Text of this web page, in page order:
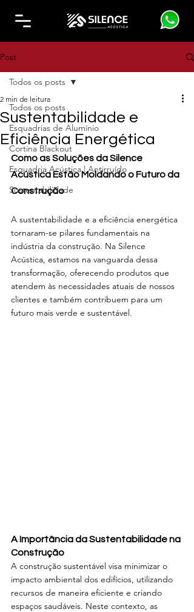
Post
Todos os posts
Esquadrias de Alumínio
Cortina Blackout
Esquadria Acústica | Antirruído
Sustentabilidade
Todos os posts
Sustentabilidade e
Eficiência Energética
2 min de leitura
Como as Soluções da Silence
Acústica Estão Moldando o Futuro da
Construção
A sustentabilidade e a eficiência energética
tornaram-se pilares fundamentais na
indústria da construção. Na Silence
Acústica, estamos na vanguarda dessa
transformação, oferecendo produtos que
atendem às necessidades atuais de nossos
clientes e também contribuem para um
futuro mais verde e sustentável.
A Importância da Sustentabilidade na
Construção
A construção sustentável visa minimizar o
impacto ambiental dos edifícios, utilizando
recursos de maneira eficiente e criando
espaços saudáveis. Neste contexto, as